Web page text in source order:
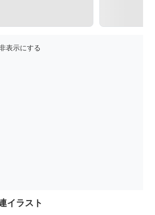
表示にする
イラスト